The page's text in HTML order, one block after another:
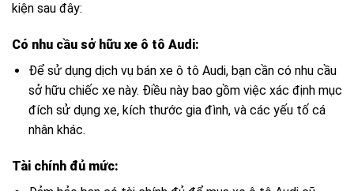
kiện sau đây:
Có nhu cầu sở hữu xe ô tô Audi:
Để sử dụng dịch vụ bán xe ô tô Audi, bạn cần có nhu cầu
sở hữu chiếc xe này. Điều này bao gồm việc xác định mục
đích sử dụng xe, kích thước gia đình, và các yếu tố cá
nhân khác.
Tài chính đủ mức: